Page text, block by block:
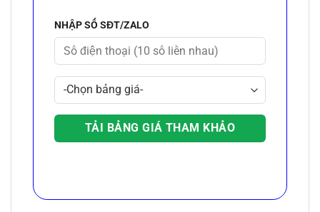
NHẬP SỐ SĐT/ZALO